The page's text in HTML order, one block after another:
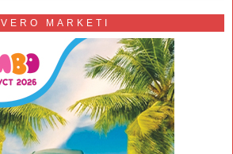
VERO MARKETI